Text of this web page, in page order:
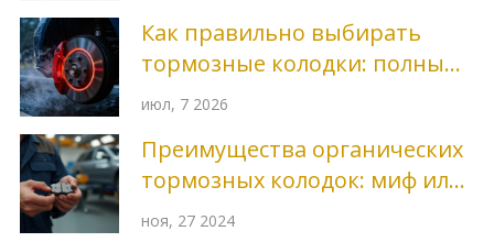
Как правильно выбирать
тормозные колодки: полный
гид по типам, брендам и
июл, 7 2026
Преимущества органических
тормозных колодок: миф или
реальность?
ноя, 27 2024